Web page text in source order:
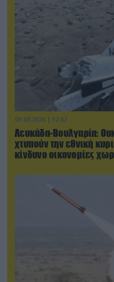
09.08.2026 | 12:02
Λευκάδα-Βουλγαρία:
χτυπούν την εθνική
κίνδυνο οικονομίες